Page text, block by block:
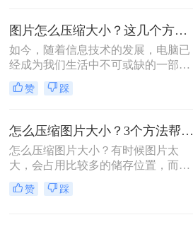
和存储。本文将介绍几种常见的图片
怎么压缩方法，并分析它们的优缺
点。
图片怎么压缩大小？这几个方法帮你解决！
如今，随着信息技术的发展，电脑已
经成为我们生活中不可或缺的一部
分。电脑上可以操作图片、文档、办
公设备、游戏等。然而，由于图片
戚或上级和下属会花费相当长的时
间。有时因为时间太长，发送超时，
它会给我们的传输文件带来很多不必
要的麻烦，这让我们很苦恼。我们可
以图片怎么压缩大小，只要体积变小
就好办多了，那么如何图片压缩呢？
赞 踩
怎么压缩图片大小？3个方法帮助你轻松解决图片压缩问题！
怎么压缩图片大小？有时候图片太
大，会占用比较多的储存位置，而且
分享需要的时间也会比较长，甚至会
因为图片过大而上传失败，所以今天
赞 踩